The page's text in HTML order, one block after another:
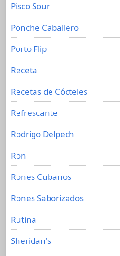
Pisco Sour
Ponche Caballero
Porto Flip
Receta
Recetas de Cócteles
Refrescante
Rodrigo Delpech
Ron
Rones Cubanos
Rones Saborizados
Rutina
Sheridan's